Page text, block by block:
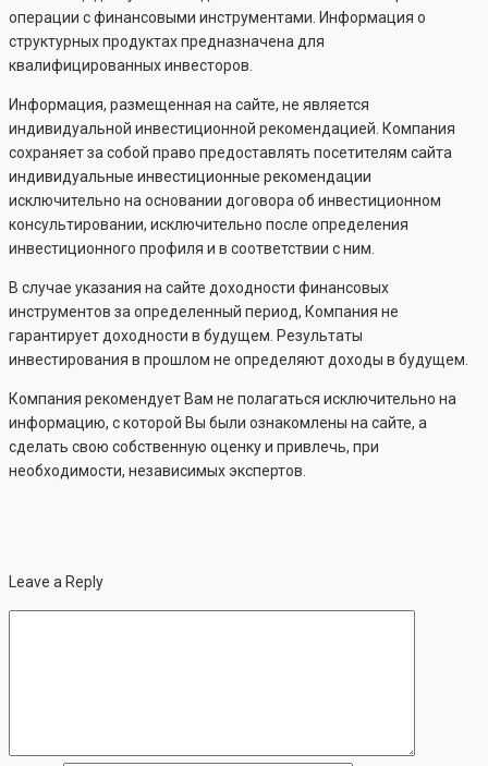
операции с финансовыми инструментами. Информация о
структурных продуктах предназначена для
квалифицированных инвесторов.
Информация, размещенная на сайте, не является
индивидуальной инвестиционной рекомендацией. Компания
сохраняет за собой право предоставлять посетителям сайта
индивидуальные инвестиционные рекомендации
исключительно на основании договора об инвестиционном
консультировании, исключительно после определения
инвестиционного профиля и в соответствии с ним.
В случае указания на сайте доходности финансовых
инструментов за определенный период, Компания не
гарантирует доходности в будущем. Результаты
инвестирования в прошлом не определяют доходы в будущем.
Компания рекомендует Вам не полагаться исключительно на
информацию, с которой Вы были ознакомлены на сайте, а
сделать свою собственную оценку и привлечь, при
необходимости, независимых экспертов.
Leave a Reply